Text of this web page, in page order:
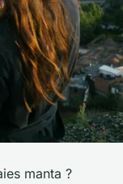
manta ?